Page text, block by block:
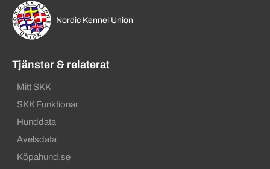
Nordic Kennel Union
Tjänster & relaterat
Mitt SKK
SKK Funktionär
Hunddata
Avelsdata
Köpahund.se